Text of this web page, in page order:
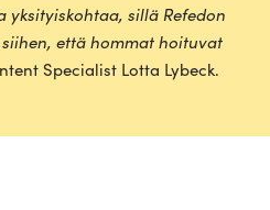
sillä Refedon
että hommat hoi­tuvat
Specialist Lotta Lybeck.